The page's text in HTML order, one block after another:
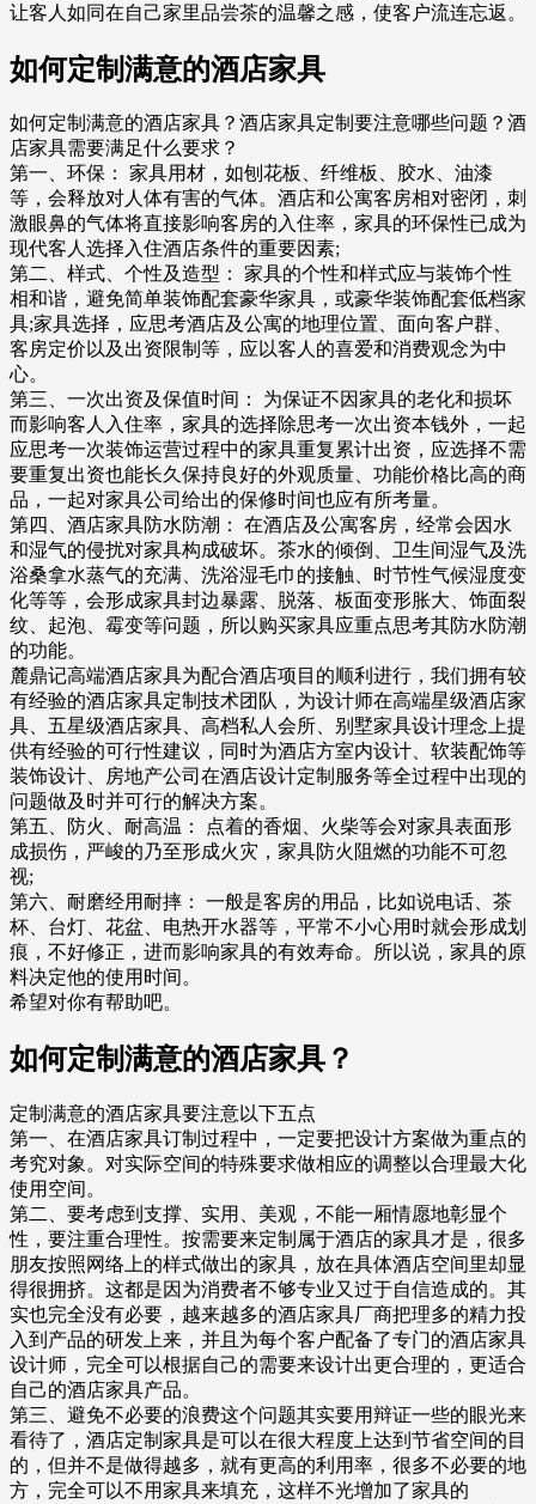
让客人如同在自己家里品尝茶的温馨之感，使客户流连忘返。
如何定制满意的酒店家具
如何定制满意的酒店家具？酒店家具定制要注意哪些问题？酒
店家具需要满足什么要求？
第一、环保： 家具用材，如刨花板、纤维板、胶水、油漆
等，会释放对人体有害的气体。酒店和公寓客房相对密闭，刺
激眼鼻的气体将直接影响客房的入住率，家具的环保性已成为
现代客人选择入住酒店条件的重要因素;
第二、样式、个性及造型： 家具的个性和样式应与装饰个性
相和谐，避免简单装饰配套豪华家具，或豪华装饰配套低档家
具;家具选择，应思考酒店及公寓的地理位置、面向客户群、
客房定价以及出资限制等，应以客人的喜爱和消费观念为中
心。
第三、一次出资及保值时间： 为保证不因家具的老化和损坏
而影响客人入住率，家具的选择除思考一次出资本钱外，一起
应思考一次装饰运营过程中的家具重复累计出资，应选择不需
要重复出资也能长久保持良好的外观质量、功能价格比高的商
品，一起对家具公司给出的保修时间也应有所考量。
第四、酒店家具防水防潮： 在酒店及公寓客房，经常会因水
和湿气的侵扰对家具构成破坏。茶水的倾倒、卫生间湿气及洗
浴桑拿水蒸气的充满、洗浴湿毛巾的接触、时节性气候湿度变
化等等，会形成家具封边暴露、脱落、板面变形胀大、饰面裂
纹、起泡、霉变等问题，所以购买家具应重点思考其防水防潮
的功能。
麓鼎记高端酒店家具为配合酒店项目的顺利进行，我们拥有较
有经验的酒店家具定制技术团队，为设计师在高端星级酒店家
具、五星级酒店家具、高档私人会所、别墅家具设计理念上提
供有经验的可行性建议，同时为酒店方室内设计、软装配饰等
装饰设计、房地产公司在酒店设计定制服务等全过程中出现的
问题做及时并可行的解决方案。
第五、防火、耐高温： 点着的香烟、火柴等会对家具表面形
成损伤，严峻的乃至形成火灾，家具防火阻燃的功能不可忽
视;
第六、耐磨经用耐摔： 一般是客房的用品，比如说电话、茶
杯、台灯、花盆、电热开水器等，平常不小心用时就会形成划
痕，不好修正，进而影响家具的有效寿命。所以说，家具的原
料决定他的使用时间。
希望对你有帮助吧。
如何定制满意的酒店家具？
定制满意的酒店家具要注意以下五点
第一、在酒店家具订制过程中，一定要把设计方案做为重点的
考究对象。对实际空间的特殊要求做相应的调整以合理最大化
使用空间。
第二、要考虑到支撑、实用、美观，不能一厢情愿地彰显个
性，要注重合理性。按需要来定制属于酒店的家具才是，很多
朋友按照网络上的样式做出的家具，放在具体酒店空间里却显
得很拥挤。这都是因为消费者不够专业又过于自信造成的。其
实也完全没有必要，越来越多的酒店家具厂商把理多的精力投
入到产品的研发上来，并且为每个客户配备了专门的酒店家具
设计师，完全可以根据自己的需要来设计出更合理的，更适合
自己的酒店家具产品。
第三、避免不必要的浪费这个问题其实要用辩证一些的眼光来
看待了，酒店定制家具是可以在很大程度上达到节省空间的目
的，但并不是做得越多，就有更高的利用率，很多不必要的地
方，完全可以不用家具来填充，这样不光增加了家具的